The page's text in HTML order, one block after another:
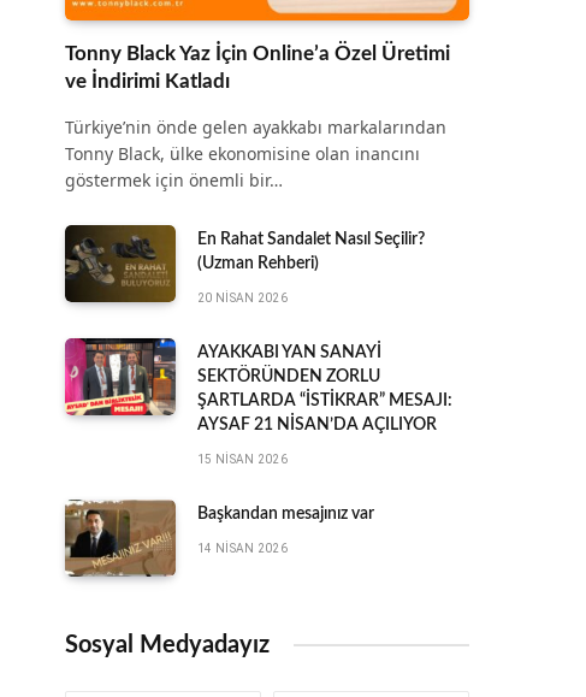
Tonny Black Yaz İçin Online’a Özel Üretimi
ve İndirimi Katladı
Türkiye’nin önde gelen ayakkabı markalarından
Tonny Black, ülke ekonomisine olan inancını
göstermek için önemli bir…
En Rahat Sandalet Nasıl Seçilir?
(Uzman Rehberi)
20 NISAN 2026
AYAKKABI YAN SANAYİ
SEKTÖRÜNDEN ZORLU
ŞARTLARDA “İSTİKRAR” MESAJI:
AYSAF 21 NİSAN’DA AÇILIYOR
15 NISAN 2026
Başkandan mesajınız var
14 NISAN 2026
Sosyal Medyadayız